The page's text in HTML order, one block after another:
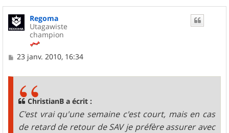
Regoma
Utagawiste
champion
M
23 janv. 2010, 16:34
ChristianB a écrit :
C'est vrai qu'une semaine c'est court, mais en cas
de retard de retour de SAV je préfère assurer avec